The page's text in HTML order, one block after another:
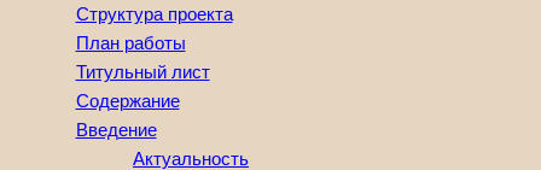
Структура проекта
План работы
Титульный лист
Содержание
Введение
Актуальность